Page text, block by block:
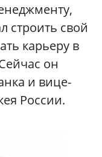
строить свой
карьеру в
он
и вице-
России.